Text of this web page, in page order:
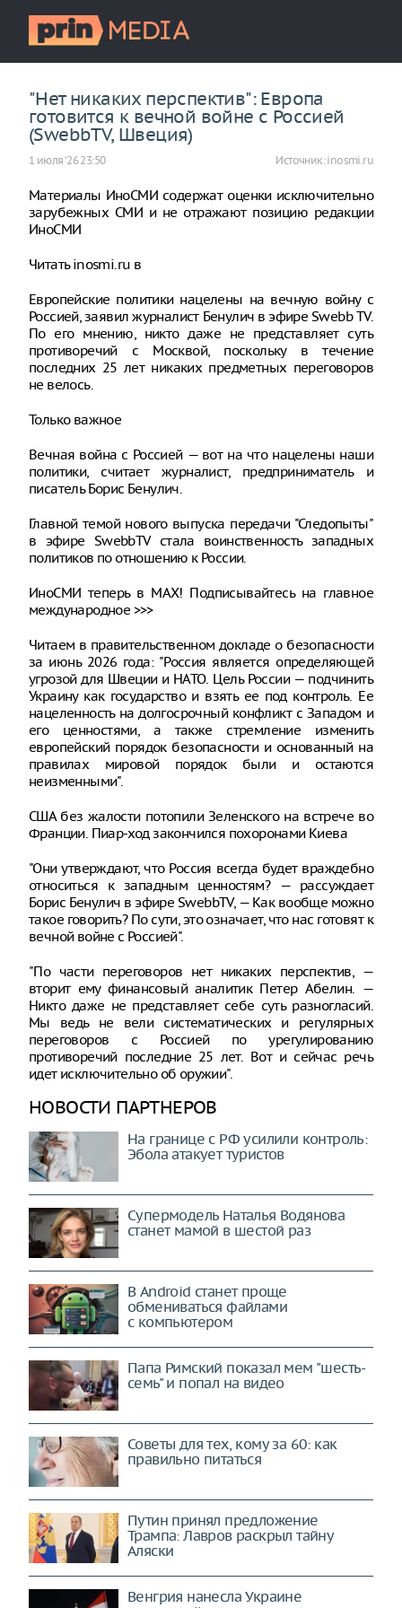
"Нет никаких перспектив": Европа
готовится к вечной войне с Россией
(SwebbTV, Швеция)
1 июля ‘26 23:50 Источник:inosmi.ru
Материалы ИноСМИ содержат оценки исключительно
зарубежных СМИ и не отражают позицию редакции
ИноСМИ
Читать inosmi.ru в
Европейские политики нацелены на вечную войну с
Россией, заявил журналист Бенулич в эфире Swebb TV.
По его мнению, никто даже не представляет суть
противоречий с Москвой, поскольку в течение
последних 25 лет никаких предметных переговоров
не велось.
Только важное
Вечная война с Россией — вот на что нацелены наши
политики, считает журналист, предприниматель и
писатель Борис Бенулич.
Главной темой нового выпуска передачи "Следопыты"
в эфире SwebbTV стала воинственность западных
политиков по отношению к России.
ИноСМИ теперь в MAX! Подписывайтесь на главное
международное >>>
Читаем в правительственном докладе о безопасности
за июнь 2026 года: "Россия является определяющей
угрозой для Швеции и НАТО. Цель России — подчинить
Украину как государство и взять ее под контроль. Ее
нацеленность на долгосрочный конфликт с Западом и
его ценностями, а также стремление изменить
европейский порядок безопасности и основанный на
правилах мировой порядок были и остаются
неизменными".
США без жалости потопили Зеленского на встрече во
Франции. Пиар-ход закончился похоронами Киева
"Они утверждают, что Россия всегда будет враждебно
относиться к западным ценностям? — рассуждает
Борис Бенулич в эфире SwebbTV, — Как вообще можно
такое говорить? По сути, это означает, что нас готовят к
вечной войне с Россией".
"По части переговоров нет никаких перспектив, —
вторит ему финансовый аналитик Петер Абелин. —
Никто даже не представляет себе суть разногласий.
Мы ведь не вели систематических и регулярных
переговоров с Россией по урегулированию
противоречий последние 25 лет. Вот и сейчас речь
идет исключительно об оружии".
НОВОСТИ ПАРТНЕРОВ
На границе с РФ усилили контроль:
Эбола атакует туристов
Супермодель Наталья Водянова
станет мамой в шестой раз
В Android станет проще
обмениваться файлами
с компьютером
Папа Римский показал мем "шесть-
семь" и попал на видео
Советы для тех, кому за 60: как
правильно питаться
Путин принял предложение
Трампа: Лавров раскрыл тайну
Аляски
Венгрия нанесла Украине